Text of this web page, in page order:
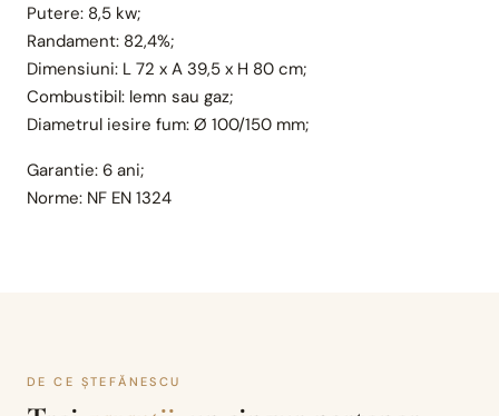
Putere: 8,5 kw;
Randament: 82,4%;
Dimensiuni: L 72 x A 39,5 x H 80 cm;
Combustibil: lemn sau gaz;
Diametrul iesire fum: Ø 100/150 mm;
Garantie: 6 ani;
Norme: NF EN 1324
DE CE ȘTEFĂNESCU